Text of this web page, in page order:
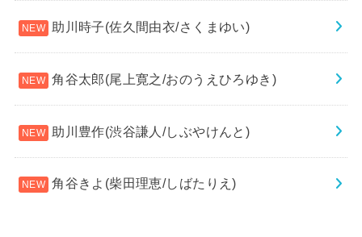
助川時子(佐久間由衣/さくまゆい)
角谷太郎(尾上寛之/おのうえひろゆき)
助川豊作(渋谷謙人/しぶやけんと)
角谷きよ(柴田理恵/しばたりえ)